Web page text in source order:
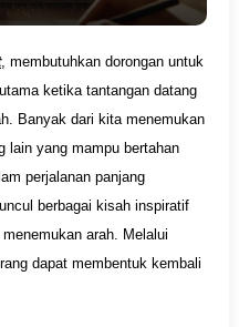
, membutuhkan dorongan untuk
ketika tantangan datang
Banyak dari kita menemukan
lain yang mampu bertahan
perjalanan panjang
berbagai kisah inspiratif
arah. Melalui
dapat membentuk kembali